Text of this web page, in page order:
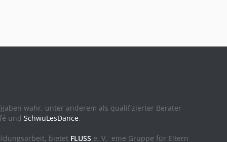
wahr, unter anderem als qualifizierter Berater
und SchwuLesDance.
bietet FLUSS e. V. eine Gruppe für Eltern